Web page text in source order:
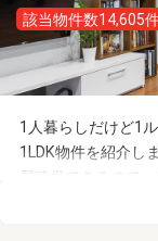
該当物件数14,605
1人暮らしだけど1
1LDK物件を紹介し
屋確保できるので
たLDKの物件を選